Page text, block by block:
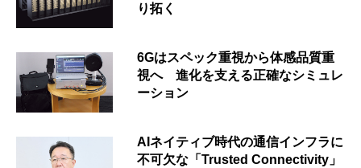
り拓く
6Gはスペック重視から体感品質重
視へ 進化を支える正確なシミュレ
ーション
AIネイティブ時代の通信インフラに
不可欠な「Trusted Connectivity」